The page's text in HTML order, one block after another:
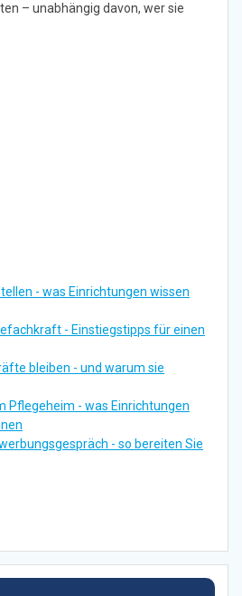
– unabhängig davon, wer sie
- was Einrichtungen wissen
- Einstiegstipps für einen
bleiben - und warum sie
Pflegeheim - was Einrichtungen
- so bereiten Sie